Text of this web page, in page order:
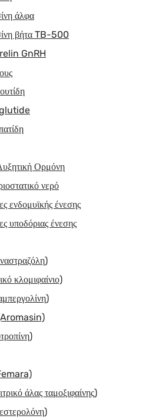
άλφα
βήτα TB-500
GnRH
Ορμόνη
νερό
ενδομυϊκής ένεσης
υποδόριας ένεσης
κλομιφαίνιο)
άλας ταμοξιφαίνης)